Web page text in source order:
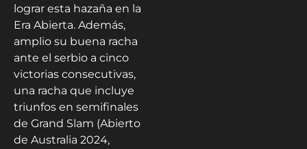
lograr esta hazaña en la
Era Abierta. Además,
amplio su buena racha
ante el serbio a cinco
victorias consecutivas,
una racha que incluye
triunfos en semifinales
de Grand Slam (Abierto
de Australia 2024,